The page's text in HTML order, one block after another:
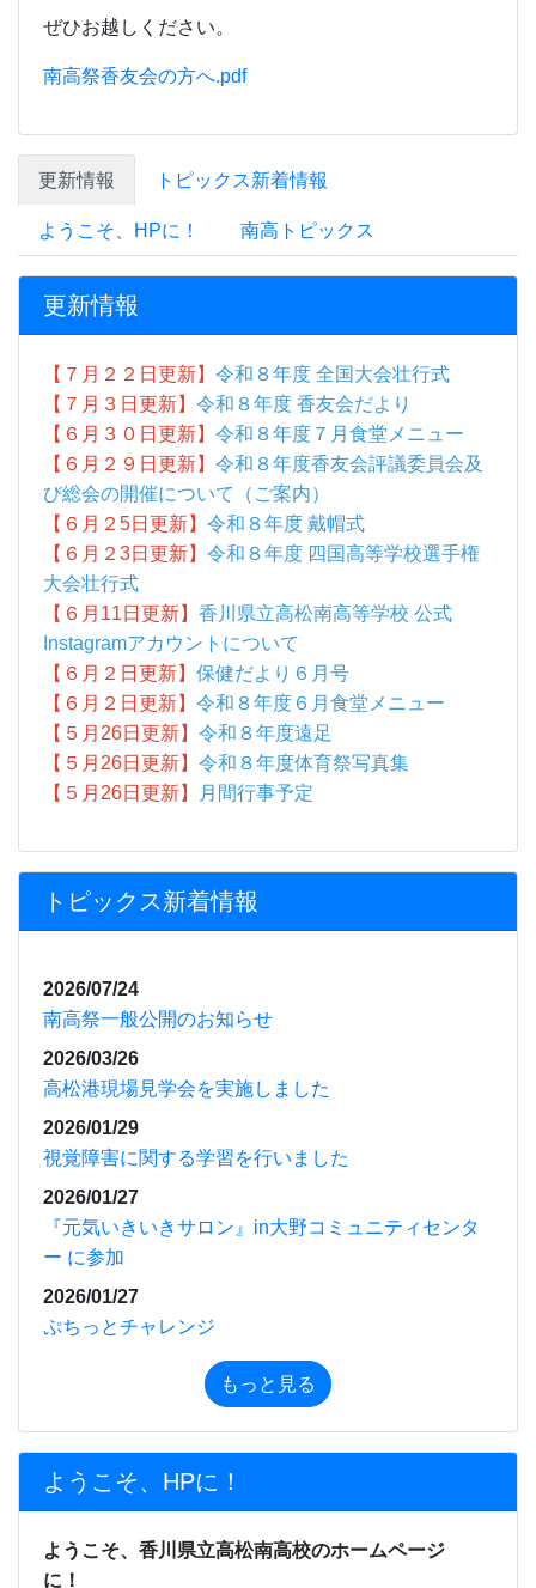
【７月２２日更新】令和８年度 全国大会壮行式
【６月３０日更新】令和８年度７月食堂メニュー
【６月２９日更新】
令和８年度香友会評議委員会及
び総会の開催について（ご案内）
【６月２5
日更新】
令和８年度 戴帽式
【６月２3日更新】令和８年度 四国高等学校選手権
【６月11日更新】
【６月２日更新】保健だより６月号
【６月２日更新】 令和８年度６月食堂メニュー
【５月26日更新】令和８年度遠足
【５月26日更新】令和８年度体育祭写真集
【５月26日更新】月間行事予定
トピックス新着情報
2026/07/24
南高祭一般公開のお知らせ
2026/03/26
高松港現場見学会を実施しました
2026/01/27
『元気いきいきサロン』in大野コミュニティセンタ
2026/01/27
ぷちっとチャレンジ
もっと見る
ようこそ、HPに！
ようこそ、香川県立高松南高校のホームページ
受け継いでいます。
高松市郊外の深い緑と豊かな水に囲まれた広大な校
地に、1,000名近くの若人たちの活力と笑顔があふれ
ています。
本科には、近年、新たに設置された福祉科のほか、
普通科、環境科学科、生活デザイン科及び看護科の
５つの学科があります。加えて専攻科としての看護
科があり、県内ではもとより全国的にも有数の総合